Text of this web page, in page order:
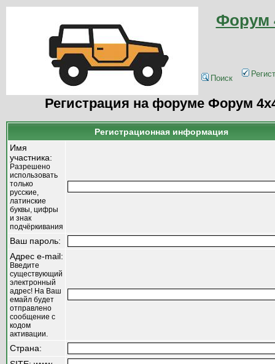
Форум
Поиск
Регистрация на форуме Форум
Регистрационная информация
Имя
участника:
Разрешено
использовать
только
русские,
латинские
буквы, цифры
и знак
подчёркивания
Ваш пароль:
Адрес e-mail:
Введите
существующий
электронный
адрес! На Ваш
емайл будет
отправлено
сообщение с
кодом
активации.
Страна: